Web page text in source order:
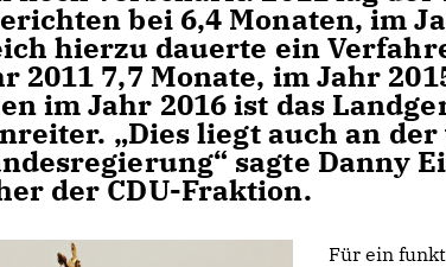
bei 6,4 Monaten, im
hierzu dauerte ein
2011 7,7 Monate, im Jahr
im Jahr 2016 ist das
„Dies liegt auch an
sagte Danny
der CDU-Fraktion.
Für ein